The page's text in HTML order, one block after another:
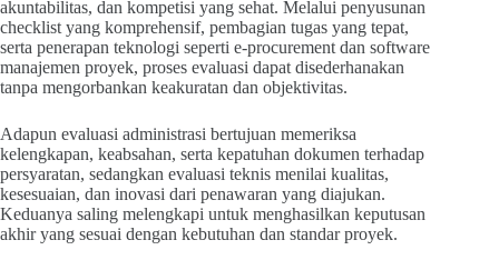
akuntabilitas, dan kompetisi yang sehat. Melalui penyusunan
checklist yang komprehensif, pembagian tugas yang tepat,
serta penerapan teknologi seperti e-procurement dan software
manajemen proyek, proses evaluasi dapat disederhanakan
tanpa mengorbankan keakuratan dan objektivitas.
Adapun evaluasi administrasi bertujuan memeriksa
kelengkapan, keabsahan, serta kepatuhan dokumen terhadap
persyaratan, sedangkan evaluasi teknis menilai kualitas,
kesesuaian, dan inovasi dari penawaran yang diajukan.
Keduanya saling melengkapi untuk menghasilkan keputusan
akhir yang sesuai dengan kebutuhan dan standar proyek.